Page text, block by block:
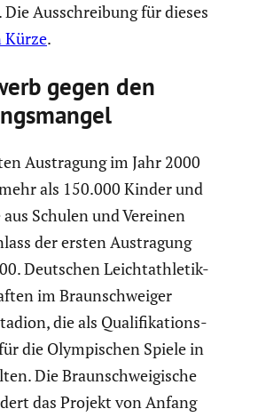
Die Ausschrei­bung für dieses
Kürze.
gegen den
Austra­gung im Jahr 2000
als 150.000 Kinder und
Schulen und Vereinen
der ersten Austra­gung
Deutschen Leicht­ath­letik-
im Braun­schweiger
die als Quali­fi­ka­ti­ons­
die Olympi­schen Spiele in
Die Braun­schwei­gi­sche
das Projekt von Anfang